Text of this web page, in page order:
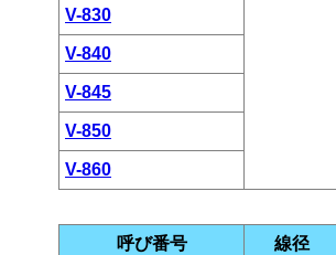
V-830
V-840
V-845
V-850
V-860
呼び番号 線径